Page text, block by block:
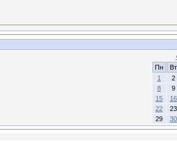
Пн
Вт
1
2
8
9
15
16
22
23
29
30